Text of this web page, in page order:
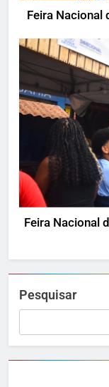
Feira Nacional
Feira Nacional
Pesquisar